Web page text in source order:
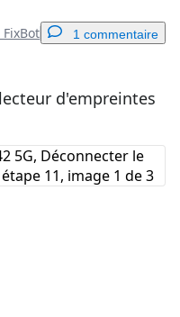
1 commentaire
d'empreintes